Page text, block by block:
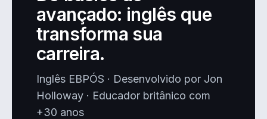
avançado: inglês que
transforma sua
carreira.
Inglês EBPÓS · Desenvolvido por Jon
Holloway · Educador britânico com
+30 anos